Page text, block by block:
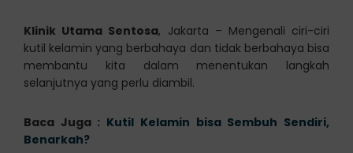
Klinik Utama Sentosa, Jakarta – Mengenali ciri-ciri
kutil kelamin yang berbahaya dan tidak berbahaya bisa
membantu kita dalam menentukan langkah
selanjutnya yang perlu diambil.
Baca Juga : Kutil Kelamin bisa Sembuh Sendiri,
Benarkah?